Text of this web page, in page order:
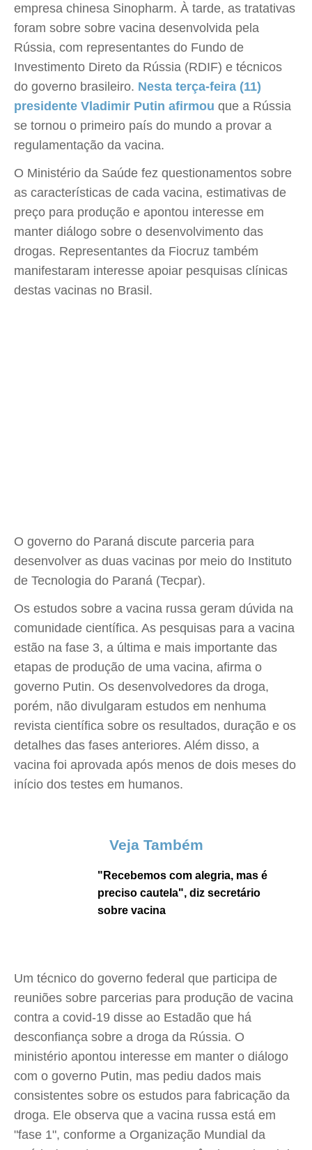
empresa chinesa Sinopharm. À tarde, as tratativas
foram sobre sobre vacina desenvolvida pela
Rússia, com representantes do Fundo de
Investimento Direto da Rússia (RDIF) e técnicos
do governo brasileiro. Nesta terça-feira (11)
presidente Vladimir Putin afirmou que a Rússia
se tornou o primeiro país do mundo a provar a
regulamentação da vacina.
O Ministério da Saúde fez questionamentos sobre
as características de cada vacina, estimativas de
preço para produção e apontou interesse em
manter diálogo sobre o desenvolvimento das
drogas. Representantes da Fiocruz também
manifestaram interesse apoiar pesquisas clínicas
destas vacinas no Brasil.
O governo do Paraná discute parceria para
desenvolver as duas vacinas por meio do Instituto
de Tecnologia do Paraná (Tecpar).
Os estudos sobre a vacina russa geram dúvida na
comunidade científica. As pesquisas para a vacina
estão na fase 3, a última e mais importante das
etapas de produção de uma vacina, afirma o
governo Putin. Os desenvolvedores da droga,
porém, não divulgaram estudos em nenhuma
revista científica sobre os resultados, duração e os
detalhes das fases anteriores. Além disso, a
vacina foi aprovada após menos de dois meses do
início dos testes em humanos.
Veja Também
"Recebemos com alegria, mas é
preciso cautela", diz secretário
sobre vacina
Um técnico do governo federal que participa de
reuniões sobre parcerias para produção de vacina
contra a covid-19 disse ao Estadão que há
desconfiança sobre a droga da Rússia. O
ministério apontou interesse em manter o diálogo
com o governo Putin, mas pediu dados mais
consistentes sobre os estudos para fabricação da
droga. Ele observa que a vacina russa está em
"fase 1", conforme a Organização Mundial da